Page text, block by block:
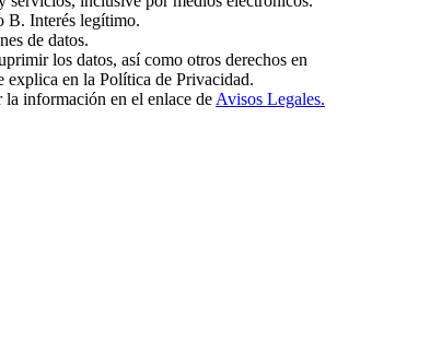
B. Interés legítimo.
de datos.
los datos, así como otros derechos en
explica en la Política de Privacidad.
la información en el enlace de Avisos Legales.